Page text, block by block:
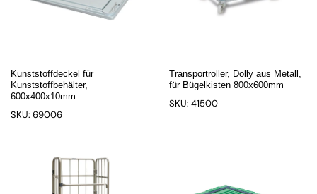
Kunststoffdeckel für
Kunststoffbehälter,
600x400x10mm
SKU: 69006
Transportroller, Dolly aus Metall,
für Bügelkisten 800x600mm
SKU: 41500